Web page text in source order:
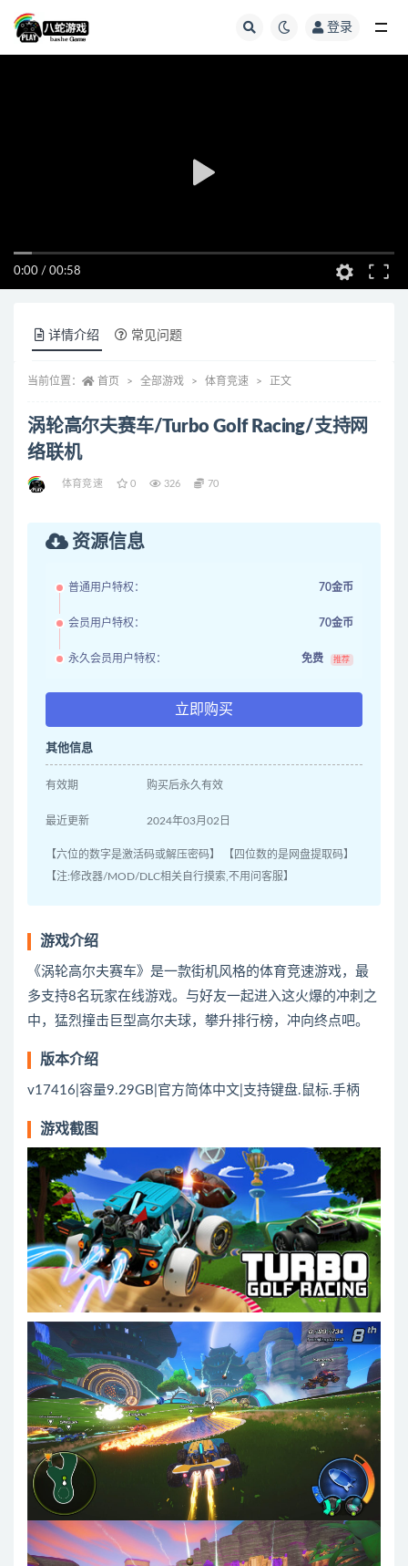
登录
0:00 / 00:58
详情介绍 常见问题
当前位置： 首页 全部游戏 体育竞速 正文
涡轮高尔夫赛车/Turbo Golf Racing/支持网
络联机
体育竞速 0 326 70
资源信息
普通用户特权： 70金币
会员用户特权： 70金币
永久会员用户特权： 免费 推荐
立即购买
其他信息
有效期 购买后永久有效
最近更新 2024年03月02日
【六位的数字是激活码或解压密码】 【四位数的是网盘提取码】
【注:修改器/MOD/DLC相关自行摸索,不用问客服】
游戏介绍
《涡轮高尔夫赛车》是一款街机风格的体育竞速游戏，最
多支持8名玩家在线游戏。与好友一起进入这火爆的冲刺之
中，猛烈撞击巨型高尔夫球，攀升排行榜，冲向终点吧。
版本介绍
v17416|容量9.29GB|官方简体中文|支持键盘.鼠标.手柄
游戏截图